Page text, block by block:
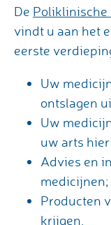
De Poliklinische
vindt u aan het
eerste
Uw
ontslagen
Uw
uw arts
Advies en
medicijnen;
Producten
krijgen.